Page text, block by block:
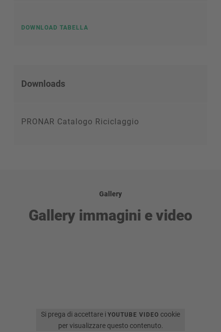
DOWNLOAD TABELLA
Downloads
PRONAR Catalogo Riciclaggio
Gallery
Gallery immagini e video
Si prega di accettare iYOUTUBE VIDEO cookie
per visualizzare questo contenuto.